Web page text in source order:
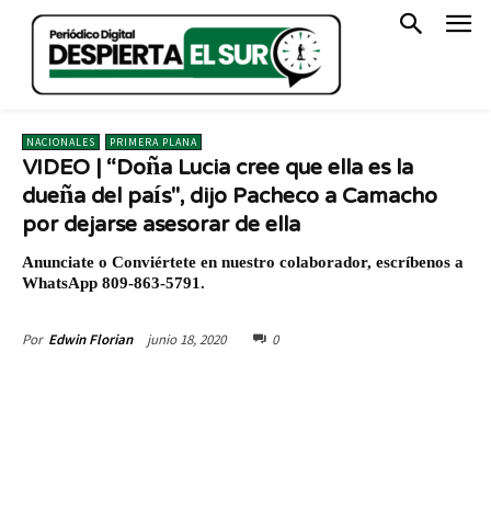
NACIONALES PRIMERA PLANA
VIDEO | “Doña Lucia cree que ella es la
dueña del país", dijo Pacheco a Camacho
por dejarse asesorar de ella
Anunciate o Conviértete en nuestro colaborador, escríbenos a
WhatsApp 809-863-5791.
Por Edwin Florian junio 18, 2020 0